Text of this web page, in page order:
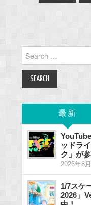
navigation
for:
最新
ッドラ
ク」が
2026年8
1/7スケ
2026」